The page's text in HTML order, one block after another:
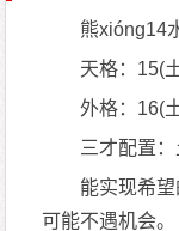
熊xióng14
天格：15(
外格：16(
三才配置
能实现希
可能不遇